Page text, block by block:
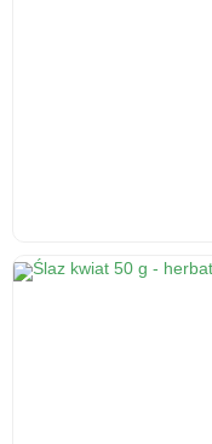
Korzeń lubczyka,